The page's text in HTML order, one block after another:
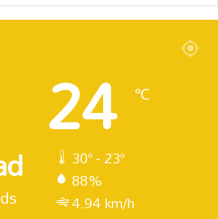
24 ℃
30º - 23º
88%
4.94 km/h